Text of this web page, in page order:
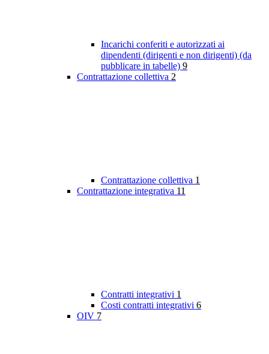
Incarichi conferiti e autorizzati ai
dipendenti (dirigenti e non dirigenti) (da
pubblicare in tabelle) 9
Contrattazione collettiva 2
Contrattazione collettiva 1
Contrattazione integrativa 11
Contratti integrativi 1
Costi contratti integrativi 6
OIV 7